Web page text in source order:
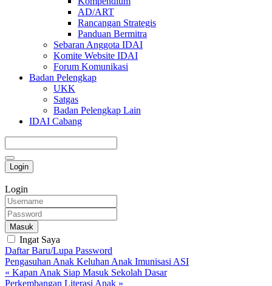
AD/ART
Rancangan Strategis
Panduan Bermitra
Sebaran Anggota IDAI
Komite Website IDAI
Forum Komunikasi
Badan Pelengkap
UKK
Satgas
Badan Pelengkap Lain
IDAI Cabang
Login
Login
Masuk
Ingat Saya
Daftar Baru/Lupa Password
Pengasuhan Anak Keluhan Anak Imunisasi ASI
« Kapan Anak Siap Masuk Sekolah Dasar
Perkembangan Literasi Anak »